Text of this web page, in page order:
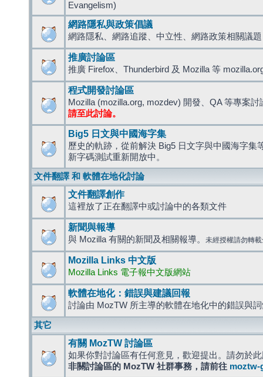
Evangelism)
網路隱私與政策倡議
網路隱私、網路追蹤、中立性、網路政策相關議題
推廣討論區
推廣 Firefox、Thunderbird 及 Mozilla 等
程式開發討論區
Mozilla (mozilla.org, mozdev) 開發、QA 等專案討
請至此討論。
Big5 日文與中國海字集
歷史的軌跡，從前解決 Big5 日文字與中國海字集
新字碼測試重新開放中。
文件翻譯 和 軟體在地化討論
文件翻譯創作
這裡放了正在翻譯中或討論中的各類文件
新聞與報導
與 Mozilla 有關的新聞及相關報導。 未經授權請勿轉
Mozilla Links 中文版
Mozilla Links 電子報中文版網站
軟體在地化：錯誤與建議回報
討論由 MozTW 所主導的軟體在地化中的錯誤與
其它
有關 MozTW 討論區
如果你對討論區有任何意見，歡迎提出。請勿於
非關討論區的 MozTW 社群事務，請前往 moztw-